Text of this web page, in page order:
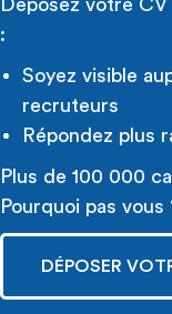
Déposez votre
:
Soyez visible
recruteurs
Répondez plus
Plus de 100 000
Pourquoi pas vous
DÉPOSER